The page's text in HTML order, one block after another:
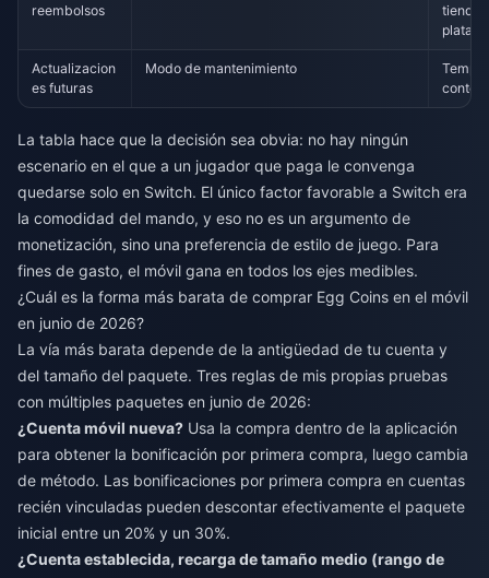
reembolsos
tienda
Actualizacion
es futuras
Modo de mantenimiento
La tabla hace que la decisión sea obvia: no hay ningún
escenario en el que a un jugador que paga le convenga
quedarse solo en Switch. El único factor favorable a Switch era
la comodidad del mando, y eso no es un argumento de
monetización, sino una preferencia de estilo de juego. Para
fines de gasto, el móvil gana en todos los ejes medibles.
¿Cuál es la forma más barata de comprar Egg Coins en el móvil
en junio de 2026?
La vía más barata depende de la antigüedad de tu cuenta y
del tamaño del paquete. Tres reglas de mis propias pruebas
con múltiples paquetes en junio de 2026:
¿Cuenta móvil nueva? Usa la compra dentro de la aplicación
para obtener la bonificación por primera compra, luego cambia
de método. Las bonificaciones por primera compra en cuentas
recién vinculadas pueden descontar efectivamente el paquete
inicial entre un 20% y un 30%.
¿Cuenta establecida, recarga de tamaño medio (rango de